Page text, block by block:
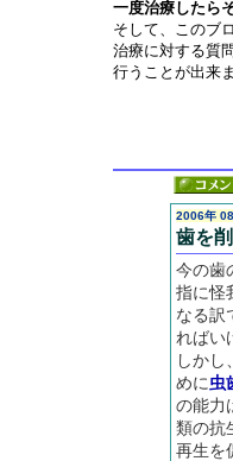
一度治療したら
そして、このブ
治療に対する質
行うことが出来
2006年
歯を
今の歯
指に怪
なる訳
ればい
しかし
めに虫
の能力
類の抗
再生を